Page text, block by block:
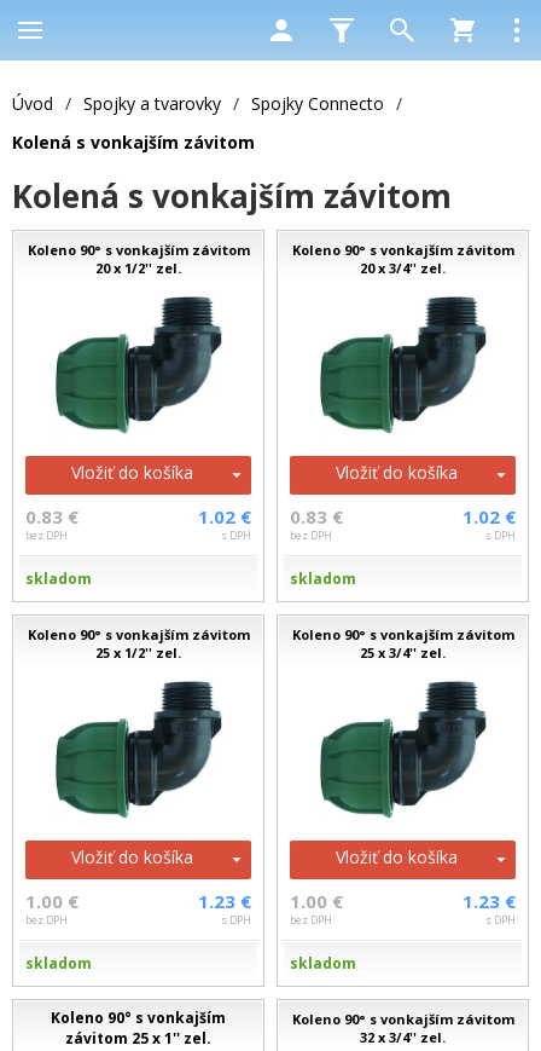
Úvod / Spojky a tvarovky / Spojky Connecto /
Kolená s vonkajším závitom
Kolená s vonkajším závitom
Koleno 90° s vonkajším závitom
20 x 1/2'' zel.
Vložiť do košíka
0.83 €
bez DPH
1.02 €
s DPH
skladom
Koleno 90° s vonkajším závitom
20 x 3/4'' zel.
Vložiť do košíka
0.83 €
bez DPH
1.02 €
s DPH
skladom
Koleno 90° s vonkajším závitom
25 x 1/2'' zel.
Vložiť do košíka
1.00 €
bez DPH
1.23 €
s DPH
skladom
Koleno 90° s vonkajším závitom
25 x 3/4'' zel.
Vložiť do košíka
1.00 €
bez DPH
1.23 €
s DPH
skladom
Koleno 90° s vonkajším
závitom 25 x 1'' zel.
Koleno 90° s vonkajším závitom
32 x 3/4'' zel.